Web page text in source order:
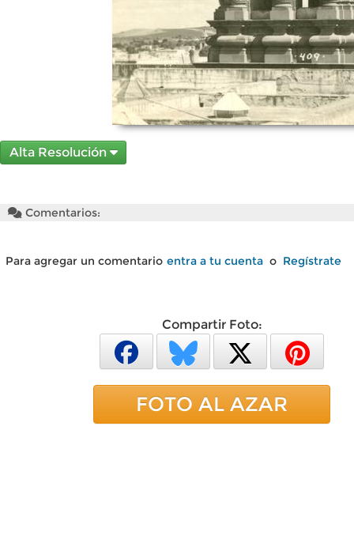
Alta Resolución
Comentarios:
Para agregar un comentario entra a tu cuenta o Regístrate
Compartir Foto:
FOTO AL AZAR